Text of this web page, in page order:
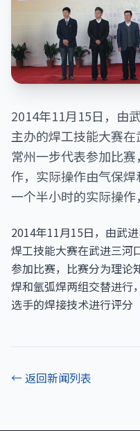
2014年11月15日，由
主办的焊工技能大赛
常州一步代表参加比
作，实际操作由气保
一个半小时的实际操
2014年11月15日，由武
焊工技能大赛在武进三河
参加比赛，比赛分为理论
焊和氩弧焊两组交替进行
选手的焊接技术进行评分
← 返回新闻列表